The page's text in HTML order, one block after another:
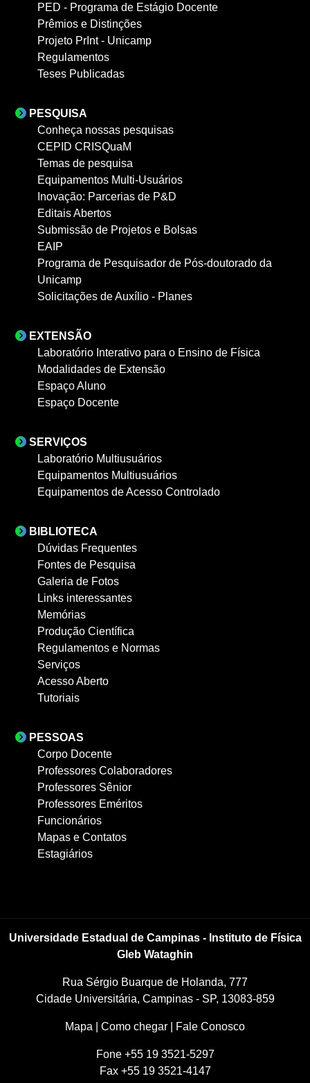
PED - Programa de Estágio Docente
Prêmios e Distinções
Projeto PrInt - Unicamp
Regulamentos
Teses Publicadas
PESQUISA
Conheça nossas pesquisas
CEPID CRISQuaM
Temas de pesquisa
Equipamentos Multi-Usuários
Inovação: Parcerias de P&D
Editais Abertos
Submissão de Projetos e Bolsas
EAIP
Programa de Pesquisador de Pós-doutorado da
Unicamp
Solicitações de Auxílio - Planes
EXTENSÃO
Laboratório Interativo para o Ensino de Física
Modalidades de Extensão
Espaço Aluno
Espaço Docente
SERVIÇOS
Laboratório Multiusuários
Equipamentos Multiusuários
Equipamentos de Acesso Controlado
BIBLIOTECA
Dúvidas Frequentes
Fontes de Pesquisa
Galeria de Fotos
Links interessantes
Memórias
Produção Científica
Regulamentos e Normas
Serviços
Acesso Aberto
Tutoriais
PESSOAS
Corpo Docente
Professores Colaboradores
Professores Sênior
Professores Eméritos
Funcionários
Mapas e Contatos
Estagiários
Universidade Estadual de Campinas - Instituto de Física
Gleb Wataghin
Rua Sérgio Buarque de Holanda, 777
Cidade Universitária, Campinas - SP, 13083-859
Mapa Como chegar Fale Conosco
Fone +55 19 3521-5297
Fax +55 19 3521-4147